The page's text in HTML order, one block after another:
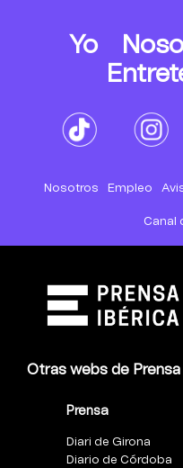
Yo
Nosotros Empleo
Canal
Otras webs de
Prensa
Diari de Girona
Diario de Córdoba